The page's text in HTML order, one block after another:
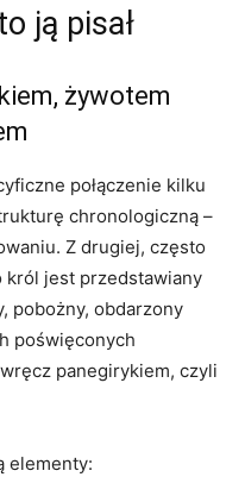
ją pisał
żywotem
połączenie kilku
chronologiczną –
Z drugiej, często
król jest przedstawiany
pobożny, obdarzony
poświęconych
panegirykiem, czyli
elementy: